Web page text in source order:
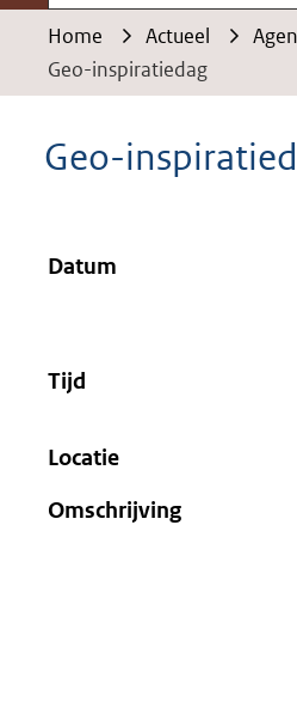
Home Actueel
Geo-inspiratiedag
Geo-
Datum
Tijd
Locatie
Omschrijving